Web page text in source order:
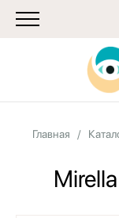
Главная /